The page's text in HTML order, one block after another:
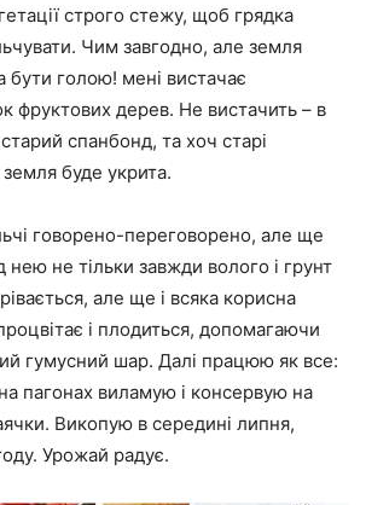
строго стежу, щоб грядка
Чим завгодно, але земля
бути голою! мені вистачає
фруктових дерев. Не вистачить – в
старий спанбонд, та хоч старі
буде укрита.
говорено-переговорено, але ще
нею не тільки завжди волого і грунт
але ще і всяка корисна
і плодиться, допомагаючи
гумусний шар. Далі працюю як все:
пагонах виламую і консервую на
Викопую в середині липня,
Урожай радує.